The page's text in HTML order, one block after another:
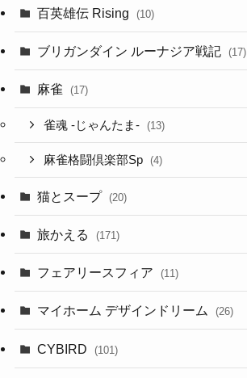
百英雄伝 Rising (10)
ブリガンダイン ルーナジア戦記 (17)
麻雀 (17)
雀魂 -じゃんたま- (13)
麻雀格闘倶楽部Sp (4)
猫とスープ (20)
旅かえる (171)
フェアリースフィア (11)
マイホーム デザインドリーム (26)
CYBIRD (101)